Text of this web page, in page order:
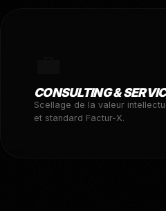
CONSULTING &
Scellage de la valeur
et standard Factur-X.